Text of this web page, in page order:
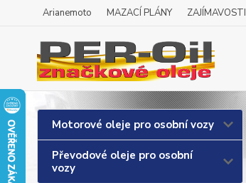
Arianemoto MAZACÍ PLÁNY ZAJÍMAVOSTI
Motorové oleje pro osobní vozy
Převodové oleje pro osobní
vozy